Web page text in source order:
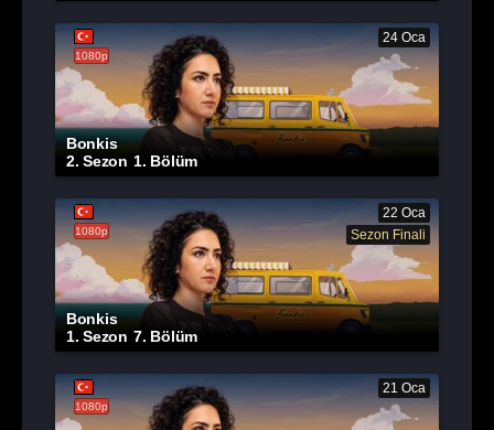
1080p
24 Oca
Bonkis
2. Sezon 1. Bölüm
1080p Sezon Finali
22 Oca
Bonkis
1. Sezon 7. Bölüm
1080p
21 Oca